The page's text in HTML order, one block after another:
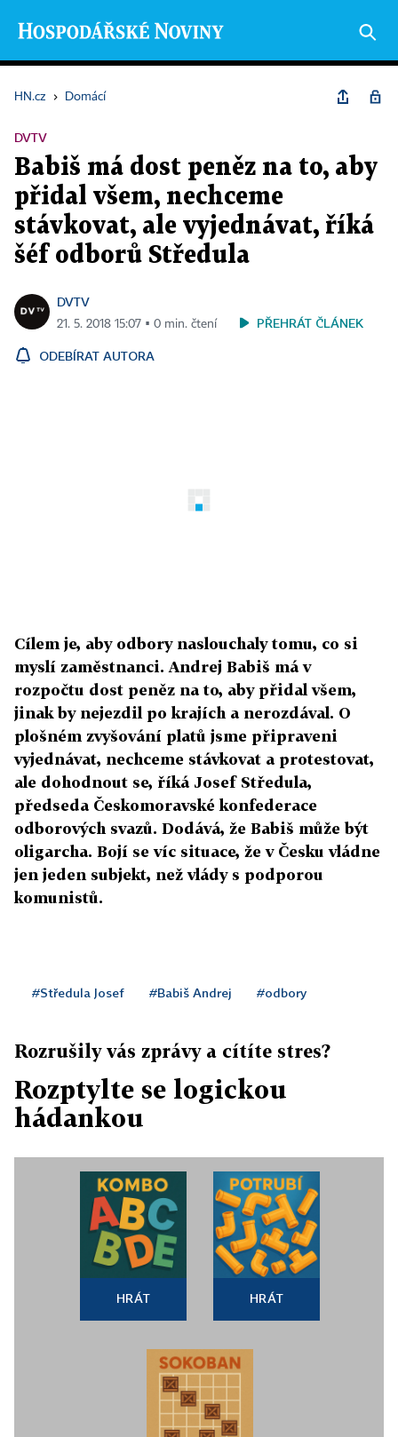
HN.cz › Domácí
DVTV
Babiš má dost peněz na to, aby
přidal všem, nechceme
stávkovat, ale vyjednávat, říká
šéf odborů Středula
DVTV
21. 5. 2018 15:07 ▪ 0 min. čtení PŘEHRÁT ČLÁNEK
ODEBÍRAT AUTORA
Cílem je, aby odbory naslouchaly tomu, co si
myslí zaměstnanci. Andrej Babiš má v
rozpočtu dost peněz na to, aby přidal všem,
jinak by nejezdil po krajích a nerozdával. O
plošném zvyšování platů jsme připraveni
vyjednávat, nechceme stávkovat a protestovat,
ale dohodnout se, říká Josef Středula,
předseda Českomoravské konfederace
odborových svazů. Dodává, že Babiš může být
oligarcha. Bojí se víc situace, že v Česku vládne
jen jeden subjekt, než vlády s podporou
komunistů.
#Středula Josef #Babiš Andrej #odbory
Rozrušily vás zprávy a cítíte stres?
Rozptylte se logickou
hádankou
HRÁT HRÁT